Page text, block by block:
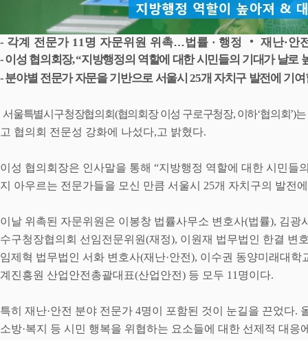
- 각계 전문가 11명 자문위원 위촉…법률 · 행정 ‧ 재난·안
-이성 협의회장, “지방행정의 역할에 대한 시민들의 기대가 날로
-분야별 전문가 자문을 기반으로 서울시25개 자치구 발전에 기여
서울특별시구청장협의회(협의회장 이성 구로구청장, 이하‘협의회’)는
고 협의회 전문성 강화에 나섰다,고 밝혔다.
이성 협의회장은 인사말을 통해 “지방행정 역할에 대한 시민들
지 아우르는 전문가들을 모신 만큼 서울시 25개 자치구의 발전
이날 위촉된 자문위원은 이봉창 법률사무소 변호사(법률), 김광
수구청장협의회 선임전문위원(재정), 이원재 법무법인 한결 변
임제혁 법무법인 서화 변호사(재난·안전), 이수권 동양미래대학
계진흥원 산업안전총괄대표(산업안전) 등 모두 11 명이다.
특히 재난·안전 분야 전문가 4명이 포함된 것이 눈길을 끈었다.
소방·복지 등 시민 행복을 위협하는 요소들에 대한 선제적 대응